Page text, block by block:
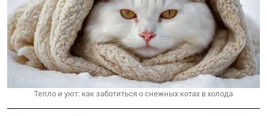
Тепло и уют: как заботиться о снежных котах в холода